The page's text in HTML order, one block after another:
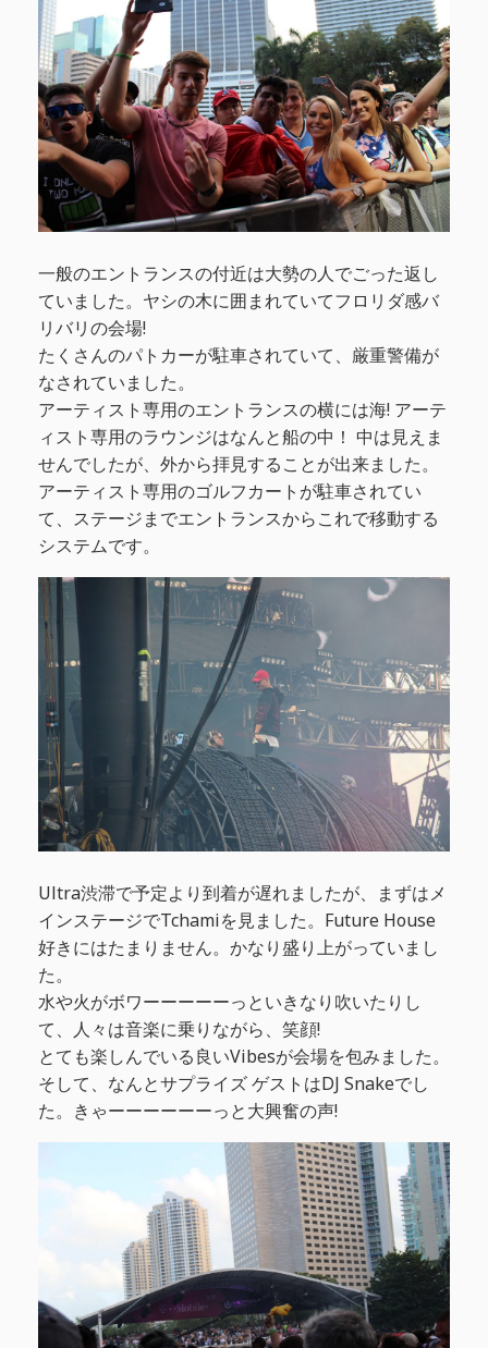
一般のエントランスの付近は大勢の人でごった返し
ていました。ヤシの木に囲まれていてフロリダ感バ
リバリの会場!
たくさんのパトカーが駐車されていて、厳重警備が
なされていました。
アーティスト専用のエントランスの横には海! アーテ
ィスト専用のラウンジはなんと船の中！ 中は見えま
せんでしたが、外から拝見することが出来ました。
アーティスト専用のゴルフカートが駐車されてい
て、ステージまでエントランスからこれで移動する
システムです。
Ultra渋滞で予定より到着が遅れましたが、まずはメ
インステージでTchamiを見ました。Future House
好きにはたまりません。かなり盛り上がっていまし
た。
水や火がボワーーーーーっといきなり吹いたりし
て、人々は音楽に乗りながら、笑顔!
とても楽しんでいる良いVibesが会場を包みました。
そして、なんとサプライズ ゲストはDJ Snakeでし
た。きゃーーーーーーっと大興奮の声!